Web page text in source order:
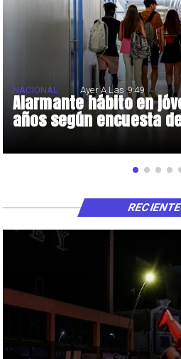
Alarmante hábito en
años según encuesta
NACIONAL Ayer A Las 9:49